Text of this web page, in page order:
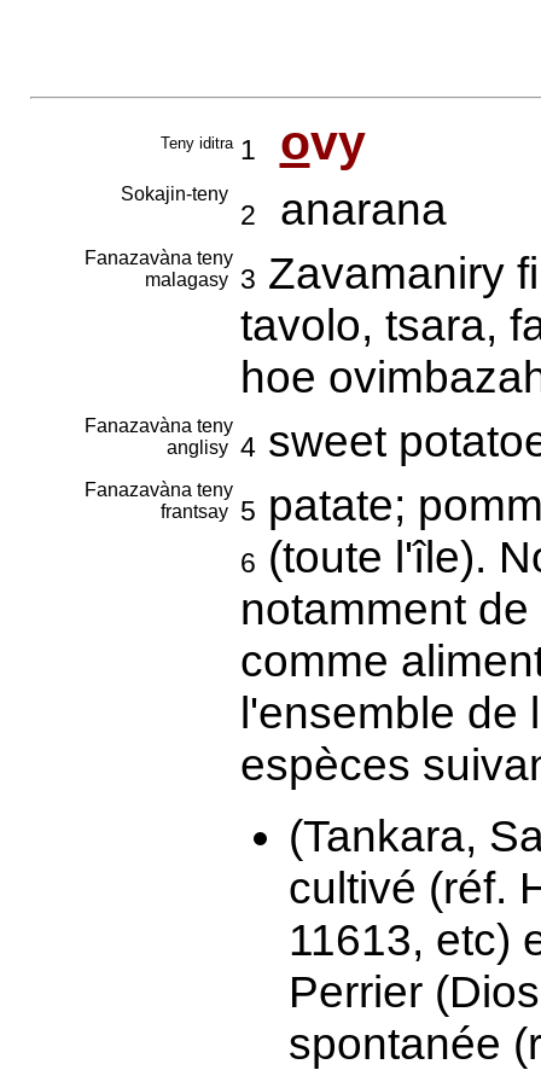
Teny iditra 1 ovy
Sokajin-teny
2 anarana
Fanazavàna teny
malagasy
3 Zavamaniry
tavolo, tsara,
hoe
Fanazavàna teny
anglisy 4sweet
Fanazavàna teny
frantsay
5 patate;
6 (toute l'île).
notamment
comme
l'ensemble de
espèces
(Tankara,
cultivé (réf.
11613, etc)
Perrier
spontanée